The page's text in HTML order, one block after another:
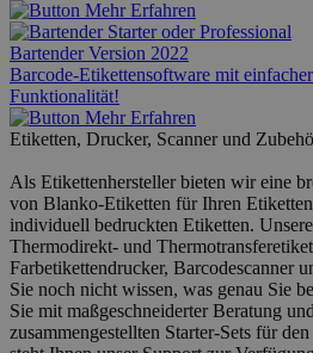
Bartender Version 2022
Barcode-Etikettensoftware mit
Funktionalität!
Etiketten, Drucker, Scanner und
Als Etikettenhersteller bieten wir eine
von Blanko-Etiketten für Ihren
individuell bedruckten Etiketten.
Thermodirekt- und
Farbetikettendrucker, Barcodescanner
Sie noch nicht wissen, was genau Sie
Sie mit maßgeschneiderter Beratung
zusammengestellten Starter-Sets für